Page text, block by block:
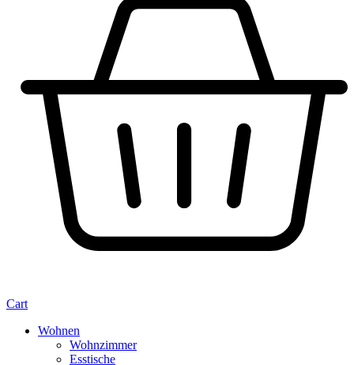
Cart
Wohnen
Wohnzimmer
Esstische